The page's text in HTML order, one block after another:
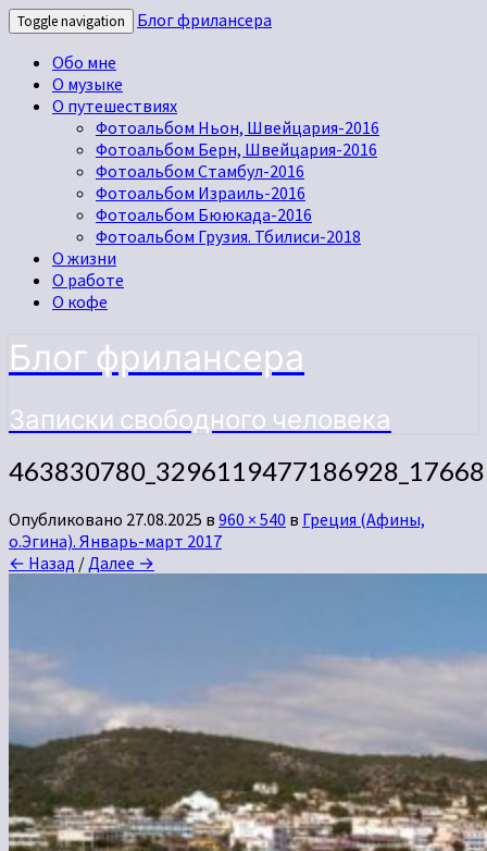
Toggle navigation
Блог фрилансера
Обо мне
О музыке
О путешествиях
Фотоальбом Ньон, Швейцария-2016
Фотоальбом Берн, Швейцария-2016
Фотоальбом Стамбул-2016
Фотоальбом Израиль-2016
Фотоальбом Бююкада-2016
Фотоальбом Грузия. Тбилиси-2018
О жизни
О работе
О кофе
Блог фрилансера
Записки свободного человека
Опубликовано 27.08.2025 в 960 × 540 в Греция (Афины,
о.Эгина). Январь-март 2017
← Назад /Далее →